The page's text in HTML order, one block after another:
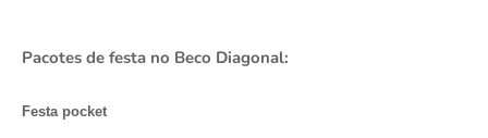
Pacotes de festa no Beco Diagonal:
Festa pocket